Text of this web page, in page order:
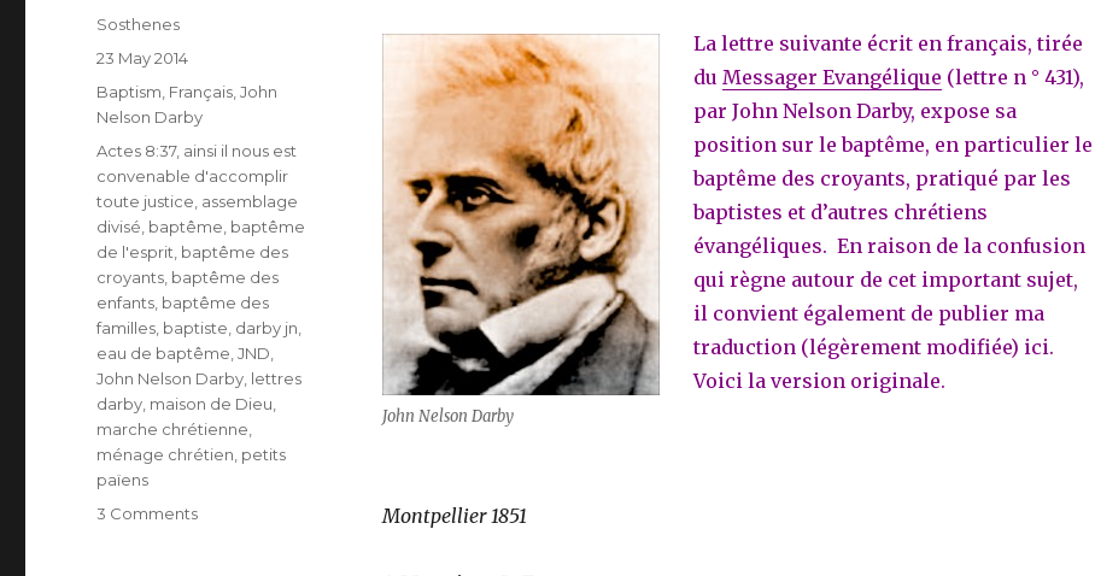
John Nelson Darby
La lettre suivante écrit en français, tirée
du Messager Evangélique (lettre n ° 431),
par John Nelson Darby, expose sa
position sur le baptême, en particulier le
baptême des croyants, pratiqué par les
baptistes et d’autres chrétiens
évangéliques. En raison de la confusion
qui règne autour de cet important sujet,
il convient également de publier ma
traduction (légèrement modifiée) ici.
Voici la version originale.
Montpellier 1851
Author
Sosthenes
Posted
23 May 2014
Categories
Baptism Français ,John
Nelson Darby
Tags
Actes 8:37, ainsi il nous est
convenable d'accomplir
toute justice assemblage
divisé baptême baptême
de l'esprit baptême des
croyants baptême des
enfants baptême des
familles baptiste darby jn
eau de baptême ,JND
John Nelson Darby lettres
darby maison de Dieu
marche chrétienne
ménage chrétien petits
païens
3 Commentson